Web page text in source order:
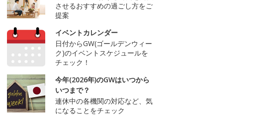
させるおすすめの過ごし方をご
提案
イベントカレンダー
日付からGW(ゴールデンウィー
ク)のイベントスケジュールを
チェック！
今年(2026年)のGWはいつから
いつまで？
連休中の各機関の対応など、気
になることをチェック